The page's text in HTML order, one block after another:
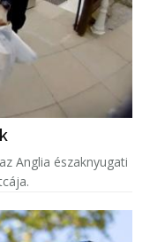
Anglia északnyugati